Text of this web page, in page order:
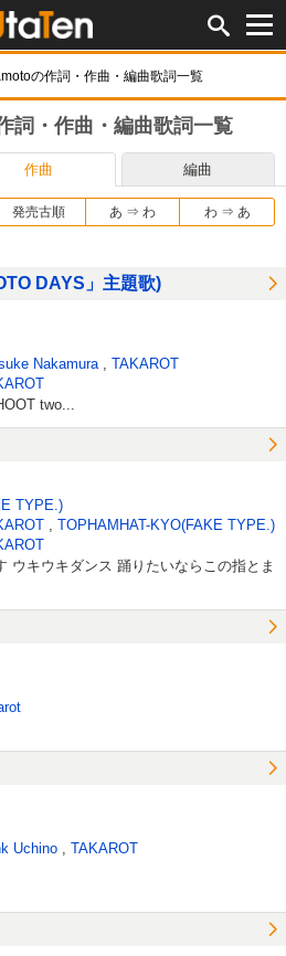
の作詞・作曲・編曲歌詞一覧
詞・作曲・編曲歌詞一覧
作曲 編曲
発売古順 あ ⇒ わ わ ⇒ あ
DAYS」主題歌)
Nakamura
TAKAROT
two...
TYPE.)
TOPHAMHAT-KYO(FAKE TYPE.)
ウキウキダンス 踊りたいならこの指とま
Uchino
TAKAROT